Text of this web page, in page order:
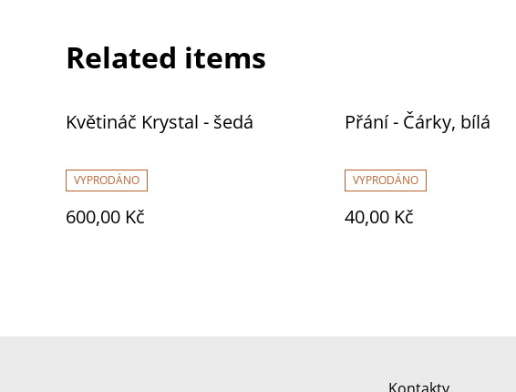
Related items
Květináč Krystal - šedá
VYPRODÁNO
600,00 Kč
Přání - Čárky, bílá
VYPRODÁNO
40,00 Kč